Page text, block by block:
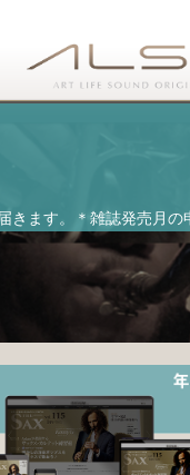
きます。 ＊雑誌発売月